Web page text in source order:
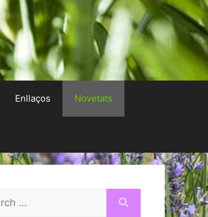
Enllaços Novetats